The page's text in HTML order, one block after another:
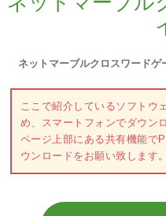
ネットマーブルクロスワードゲ
ここで紹介しているソフトウ
め、スマートフォンでダウン
ページ上部にある共有機能で
ウンロードをお願い致します。